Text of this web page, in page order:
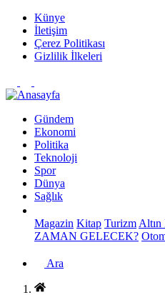
Künye
İletişim
Çerez Politikası
Gizlilik İlkeleri
Gündem
Ekonomi
Politika
Teknoloji
Spor
Dünya
Sağlık
Magazin Kitap Turizm Altın
ZAMAN GELECEK?
Ara